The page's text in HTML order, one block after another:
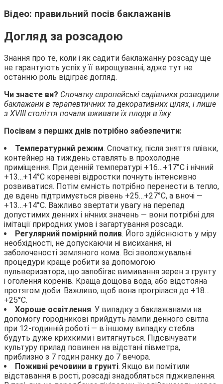
Відео: правильний посів баклажанів
Догляд за розсадою
Знання про те, коли і як садити баклажанну розсаду ще
не гарантують успіх у її вирощуванні, адже тут не
останню роль відіграє догляд.
Чи знаєте ви? Спочатку європейські садівники розводили
баклажани в терапевтичних та декоративних цілях, і лише
з XVIII століття почали вживати їх плоди в їжу.
Посівам з перших днів потрібно забезпечити:
Температурний режим. Спочатку, після зняття плівки,
контейнер на тиждень ставлять в прохолодне
приміщення. При денній температурі +16…+17°С і нічний
+13…+14°С кореневі відростки почнуть інтенсивно
розвиватися. Потім ємність потрібно перенести в тепло,
де вдень підтримується рівень +25…+27°С, а вночі —
+13…+14°С. Важливо звертати увагу на перепад
допустимих денних і нічних значень — вони потрібні для
імітації природних умов і загартування розсади.
Регулярний помірний полив. Його здійснюють у міру
необхідності, не допускаючи ні висихання, ні
заболоченості земляного кома. Всі зволожувальні
процедури краще робити за допомогою
пульверизатора, що запобігає вимивання зерен з грунту
і оголення коренів. Краща дощова вода, або відстояна
протягом доби. Важливо, щоб вона прогрілася до +18…
+25°С.
Хороше освітлення. У випадку з баклажанами на
допомогу городникові прийдуть лампи денного світла
при 12-годинній роботі — в іншому випадку стебла
будуть дуже крихкими і витягнуться. Підсвічувати
культуру прилад повинен на відстані півметра,
приблизно з 7 годин ранку до 7 вечора.
Поживні речовини в грунті. Якщо ви помітили
відставання в рості, розсаді знадобляться підживлення.